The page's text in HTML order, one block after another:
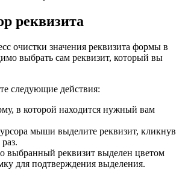
реквизита
очистки значения реквизита формы в
выбрать сам реквизит, который вы
следующие действия:
в которой находится нужный вам
мыши выделите реквизит, кликнув
выбранный реквизит выделен цветом
для подтверждения выделения.